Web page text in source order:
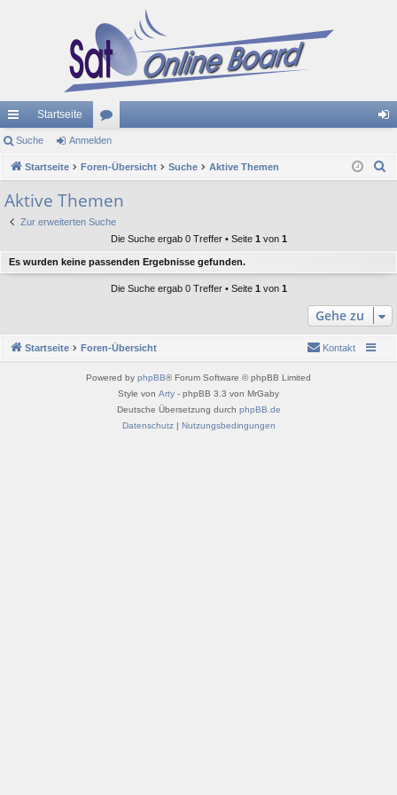
ch
ne
llz
ug
Startseite
or
en m
Suche Anmelden
Startseite Foren-Übersicht Suche Aktive Themen
Aktive Themen
Zur erweiterten Suche
Die Suche ergab 0 Treffer • Seite 1 von 1
Es wurden keine passenden Ergebnisse gefunden.
Die Suche ergab 0 Treffer • Seite 1 von 1
Gehe zu
Startseite Foren-Übersicht Kontakt
Powered by phpBB® Forum Software © phpBB Limited
Style von Arty - phpBB 3.3 von MrGaby
Deutsche Übersetzung durch phpBB.de
Datenschutz| Nutzungsbedingungen